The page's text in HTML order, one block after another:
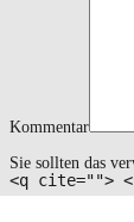
Kommentar
Sie sollten das
<q cite="">